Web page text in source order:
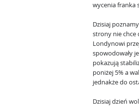
wycenia franka
Dzisiaj
strony nie chce
Londynowi
spowodowały
pokazują
poniżej 5% a
jednakże do
Dzisiaj dzień